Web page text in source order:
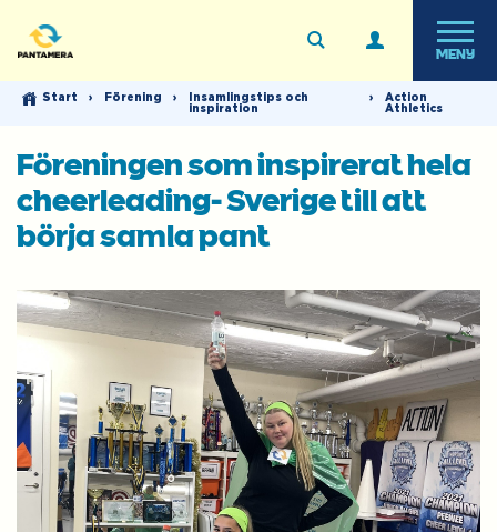
MENY
Start › Förening ›
Insamlingstips och
inspiration
›
Action
Athletics
Föreningen som inspirerat hela
cheerleading- Sverige till att
börja samla pant